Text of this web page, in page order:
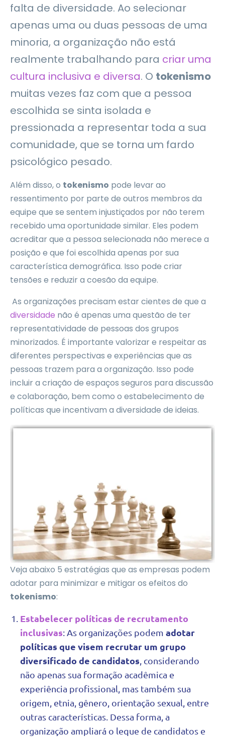
falta de diversidade. Ao selecionar
apenas uma ou duas pessoas de uma
minoria, a organização não está
realmente trabalhando para criar uma
cultura inclusiva e diversa. O tokenismo
muitas vezes faz com que a pessoa
escolhida se sinta isolada e
pressionada a representar toda a sua
comunidade, que se torna um fardo
psicológico pesado.
Além disso, o tokenismo pode levar ao
ressentimento por parte de outros membros da
equipe que se sentem injustiçados por não terem
recebido uma oportunidade similar. Eles podem
acreditar que a pessoa selecionada não merece a
posição e que foi escolhida apenas por sua
característica demográfica. Isso pode criar
tensões e reduzir a coesão da equipe.
As organizações precisam estar cientes de que a
diversidade não é apenas uma questão de ter
representatividade de pessoas dos grupos
minorizados. É importante valorizar e respeitar as
diferentes perspectivas e experiências que as
pessoas trazem para a organização. Isso pode
incluir a criação de espaços seguros para discussão
e colaboração, bem como o estabelecimento de
políticas que incentivam a diversidade de ideias.
Veja abaixo 5 estratégias que as empresas podem
adotar para minimizar e mitigar os efeitos do
tokenismo:
Estabelecer políticas de recrutamento
inclusivas: As organizações podem adotar
políticas que visem recrutar um grupo
diversificado de candidatos , considerando
não apenas sua formação acadêmica e
experiência profissional, mas também sua
origem, etnia, gênero, orientação sexual, entre
outras características. Dessa forma, a
organização ampliará o leque de candidatos e